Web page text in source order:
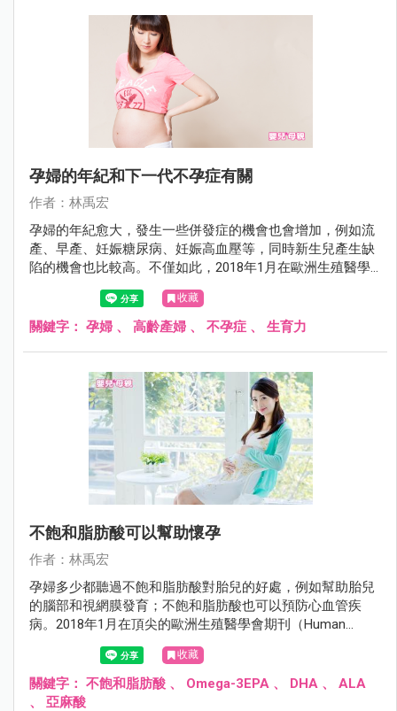
孕婦的年紀和下一代不孕症有關
作者：林禹宏
孕婦的年紀愈大，發生一些併發症的機會也會增加，例如流
產、早產、妊娠糖尿病、妊娠高血壓等，同時新生兒產生缺
陷的機會也比較高。不僅如此，2018年1月在歐洲生殖醫學
會期刊（Human Reproduction）有一項研究發現，如果生產
的年紀愈大，將來下一代不孕的機會也愈高。
收藏
關鍵字： 孕婦 、 高齡產婦 、 不孕症 、 生育力
不飽和脂肪酸可以幫助懷孕
作者：林禹宏
孕婦多少都聽過不飽和脂肪酸對胎兒的好處，例如幫助胎兒
的腦部和視網膜發育；不飽和脂肪酸也可以預防心血管疾
病。2018年1月在頂尖的歐洲生殖醫學會期刊（Human
Reproduction）有一項哈佛大學的研究發現，不飽和脂肪酸
也會幫助懷孕。
收藏
關鍵字： 不飽和脂肪酸 、 Omega-3EPA 、 DHA 、 ALA
、 亞麻酸